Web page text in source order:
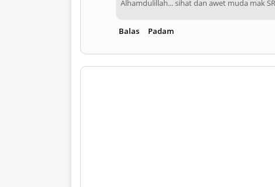
Alhamdulillah... sihat dan awet muda mak SR
Balas Padam